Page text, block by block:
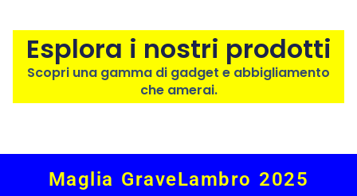
Esplora i nostri prodotti
Scopri una gamma di gadget e abbigliamento
che amerai.
Maglia GraveLambro 2025